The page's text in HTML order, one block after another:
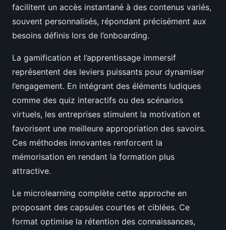
facilitent un accès instantané à des contenus variés,
souvent personnalisés, répondant précisément aux
besoins définis lors de l’onboarding.
La gamification et l’apprentissage immersif
représentent des leviers puissants pour dynamiser
l’engagement. En intégrant des éléments ludiques
comme des quiz interactifs ou des scénarios
virtuels, les entreprises stimulent la motivation et
favorisent une meilleure appropriation des savoirs.
Ces méthodes innovantes renforcent la
mémorisation en rendant la formation plus
attractive.
Le microlearning complète cette approche en
proposant des capsules courtes et ciblées. Ce
format optimise la rétention des connaissances,